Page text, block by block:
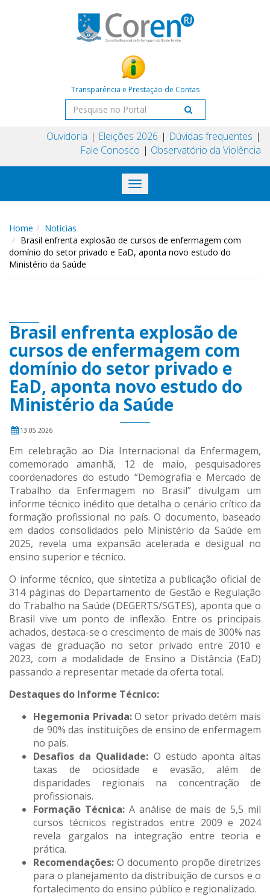
Transparência e Prestação de Contas
Ouvidoria Eleições 2026
Dúvidas frequentes
Fale Conosco
Observatório da Violência
Toggle
navigation
Home
Notícias
Brasil enfrenta explosão de cursos de enfermagem com
domínio do setor privado e EaD, aponta novo estudo do
Ministério da Saúde
Brasil enfrenta explosão de
cursos de enfermagem com
domínio do setor privado e
EaD, aponta novo estudo do
Ministério da Saúde
13.05.2026
Em celebração ao Dia Internacional da Enfermagem,
comemorado amanhã, 12 de maio, pesquisadores
coordenadores do estudo “Demografia e Mercado de
Trabalho da Enfermagem no Brasil” divulgam um
informe técnico inédito que detalha o cenário crítico da
formação profissional no país. O documento, baseado
em dados consolidados pelo Ministério da Saúde em
2025, revela uma expansão acelerada e desigual no
ensino superior e técnico.
O informe técnico, que sintetiza a publicação oficial de
314 páginas do Departamento de Gestão e Regulação
do Trabalho na Saúde (DEGERTS/SGTES), aponta que o
Brasil vive um ponto de inflexão. Entre os principais
achados, destaca-se o crescimento de mais de 300% nas
vagas de graduação no setor privado entre 2010 e
2023, com a modalidade de Ensino a Distância (EaD)
passando a representar metade da oferta total.
Destaques do Informe Técnico:
Hegemonia Privada:O setor privado detém mais
de 90% das instituições de ensino de enfermagem
no país.
Desafios da Qualidade: O estudo aponta altas
taxas de ociosidade e evasão, além de
disparidades regionais na concentração de
profissionais.
Formação Técnica:A análise de mais de 5,5 mil
cursos técnicos registrados entre 2009 e 2024
revela gargalos na integração entre teoria e
prática.
Recomendações: O documento propõe diretrizes
para o planejamento da distribuição de cursos e o
fortalecimento do ensino público e regionalizado.